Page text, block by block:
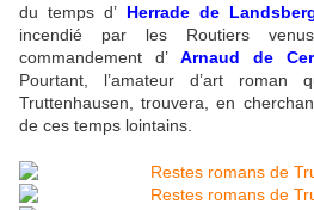
du temps d’ Herrade de
incendié par les Routiers
commandement d’ Arnaud de
Pourtant, l’amateur d’art
Truttenhausen, trouvera, en
de ces temps lointains.